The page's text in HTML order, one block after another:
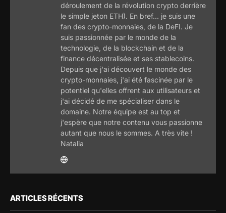
déroulement de la révolution crypto derrière
le simple jeton ETH). En bref... je suis une
fan des crypto-monnaies, de la DeFI. Je
suis passionnée par le monde de la
technologie, de la blockchain et de la
finance décentralisée et ses stablecoins.
Depuis que j'ai découvert le monde des
crypto-monnaies, j'ai été fascinée par le
potentiel qu'elles offrent aux utilisateurs et
j'ai décidé de me spécialiser dans le
domaine. Notre équipe est au top et
j'espère que notre contenu vous passionne
autant que nous le sommes. A très vite !
Natalia
ARTICLES RÉCENTS